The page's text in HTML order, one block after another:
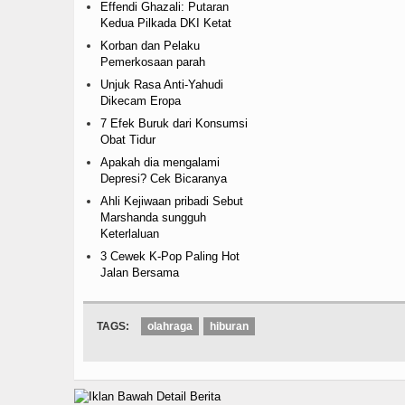
Effendi Ghazali: Putaran
Kedua Pilkada DKI Ketat
Korban dan Pelaku
Pemerkosaan parah
Unjuk Rasa Anti-Yahudi
Dikecam Eropa
7 Efek Buruk dari Konsumsi
Obat Tidur
Apakah dia mengalami
Depresi? Cek Bicaranya
Ahli Kejiwaan pribadi Sebut
Marshanda sungguh
Keterlaluan
3 Cewek K-Pop Paling Hot
Jalan Bersama
TAGS: olahraga hiburan